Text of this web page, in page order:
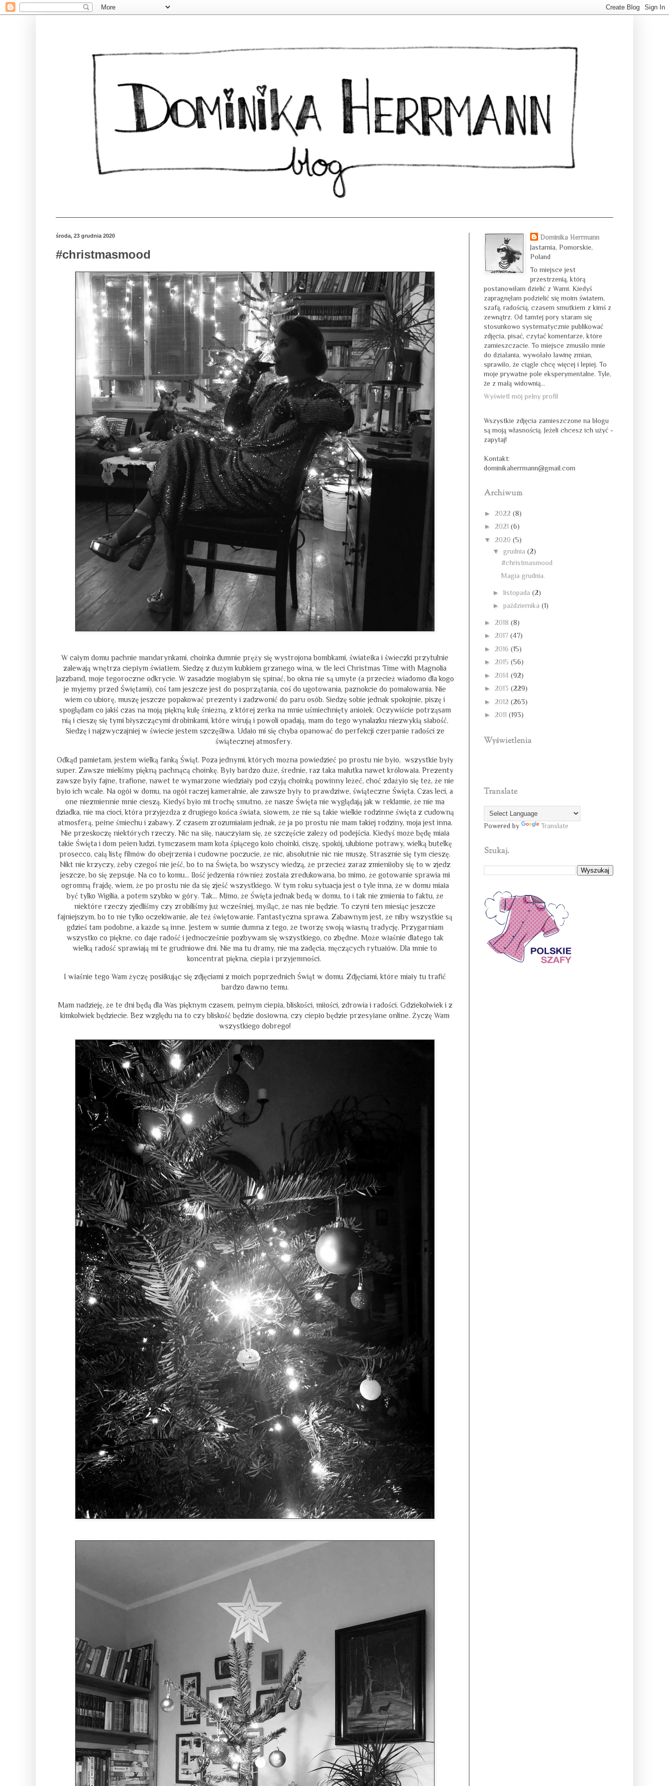
środa, 23 grudnia 2020
#christmasmood
W całym domu pachnie mandarynkami, choinka dumnie pręży się wystrojona bombkami, światełka i świeczki przytulnie
zalewają wnętrza ciepłym światłem. Siedzę z dużym kubkiem grzanego wina, w tle leci Christmas Time with Magnolia
Jazzband, moje tegoroczne odkrycie. W zasadzie mogłabym się spinać, bo okna nie są umyte (a przecież wiadomo dla kogo
je myjemy przed Świętami), coś tam jeszcze jest do posprzątania, coś do ugotowania, paznokcie do pomalowania. Nie
wiem co ubiorę, muszę jeszcze popakować prezenty i zadzwonić do paru osób. Siedzę sobie jednak spokojnie, piszę i
spoglądam co jakiś czas na moją piękną kulę śnieżną, z której zerka na mnie uśmiechnięty aniołek. Oczywiście potrząsam
nią i cieszę się tymi błyszczącymi drobinkami, które wirują i powoli opadają, mam do tego wynalazku niezwykłą słabość.
Siedzę i najzwyczajniej w świecie jestem szczęśliwa. Udało mi się chyba opanować do perfekcji czerpanie radości ze
świątecznej atmosfery.
Odkąd pamietam, jestem wielką fanką Świąt. Poza jednymi, których można powiedzieć po prostu nie było, wszystkie były
super. Zawsze mieliśmy piękną pachnącą choinkę. Były bardzo duże, średnie, raz taka malutka nawet królowała. Prezenty
zawsze były fajne, trafione, nawet te wymarzone wiedziały pod czyją choinką powinny leżeć, choć zdażyło się też, że nie
było ich wcale. Na ogół w domu, na ogół raczej kameralnie, ale zawsze były to prawdziwe, świąteczne Święta. Czas leci, a
one niezmiennie mnie cieszą. Kiedyś było mi trochę smutno, że nasze Święta nie wyglądają jak w reklamie, że nie ma
dziadka, nie ma cioci, która przyjeżdża z drugiego końca świata, słowem, że nie są takie wielkie rodzinne święta z cudowną
atmosferą, pełne śmiechu i zabawy. Z czasem zrozumiałam jednak, że ja po prostu nie mam takiej rodziny, moja jest inna.
Nie przeskoczę niektórych rzeczy. Nic na siłę, nauczyłam się, że szczęście zależy od podejścia. Kiedyś może będę miała
takie Święta i dom pełen ludzi, tymczasem mam kota śpiącego koło choinki, ciszę, spokój, ulubione potrawy, wielką butelkę
prosecco, całą listę filmów do obejrzenia i cudowne poczucie, że nic, absolutnie nic nie muszę. Strasznie się tym cieszę.
Nikt nie krzyczy, żeby czegoś nie jeść, bo to na Święta, bo wszyscy wiedzą, że przecież zaraz zmieniłoby się to w zjedz
jeszcze, bo się zepsuje. Na co to komu... Ilość jedzenia również została zredukowana, bo mimo, że gotowanie sprawia mi
ogromną frajdę, wiem, że po prostu nie da się zjeść wszystkiego. W tym roku sytuacja jest o tyle inna, że w domu miała
być tylko Wigilia, a potem szybko w góry. Tak... Mimo, że Święta jednak bedą w domu, to i tak nie zmienia to faktu, że
niektóre rzeczy zjedliśmy czy zrobiliśmy już wcześniej, myśląc, że nas nie będzie. To czyni ten miesiąc jeszcze
fajniejszym, bo to nie tylko oczekiwanie, ale też świętowanie. Fantastyczna sprawa. Zabawnym jest, że niby wszystkie są
gdzieś tam podobne, a każde są inne. Jestem w sumie dumna z tego, że tworzę swoją własną tradycję. Przygarniam
wszystko co piękne, co daje radość i jednocześnie pozbywam się wszystkiego, co zbędne. Może właśnie dlatego tak
wielką radość sprawiają mi te grudniowe dni. Nie ma tu dramy, nie ma zadęcia, męczących rytuałów. Dla mnie to
koncentrat piękna, ciepła i przyjemności.
I właśnie tego Wam życzę posiłkując się zdjęciami z moich poprzednich Świąt w domu. Zdjęciami, które miały tu trafić
bardzo dawno temu.
Mam nadzieję, że te dni będą dla Was pięknym czasem, pełnym ciepła, bliskości, miłości, zdrowia i radości. Gdziekolwiek i z
kimkolwiek będziecie. Bez względu na to czy bliskość będzie dosłowna, czy ciepło będzie przesyłane online. Życzę Wam
wszystkiego dobrego!
Dominika Herrmann
Jastarnia, Pomorskie,
Poland
To miejsce jest
przestrzenią, którą
postanowiłam dzielić z Wami. Kiedyś
zapragnęłam podzielić się moim światem,
szafą, radością, czasem smutkiem z kimś z
zewnątrz. Od tamtej pory staram się
stosunkowo systematycznie publikować
zdjęcia, pisać, czytać komentarze, które
zamieszczacie. To miejsce zmusiło mnie
do działania, wywołało lawinę zmian,
sprawiło, że ciągle chcę więcej i lepiej. To
moje prywatne pole eksperymentalne. Tyle,
że z małą widownią...
Wyświetl mój pełny profil
Wszystkie zdjęcia zamieszczone na blogu
są moją własnością. Jeżeli chcesz ich użyć -
zapytaj!
Kontakt:
dominikaherrmann@gmail.com
Archiwum
► 2022 (8)
► 2021 (6)
▼ 2020 (5)
▼ grudnia (2)
#christmasmood
Magia grudnia.
► listopada (2)
► października (1)
► 2018 (8)
► 2017 (47)
► 2016 (15)
► 2015 (56)
► 2014 (92)
► 2013 (229)
► 2012 (263)
► 2011 (193)
Wyświetlenia
Translate
Powered by Translate
Szukaj.